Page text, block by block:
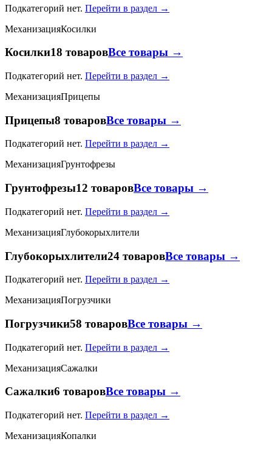
Подкатегорий нет. Перейти в раздел →
МеханизацияКосилки
Косилки18 товаровВсе товары →
Подкатегорий нет. Перейти в раздел →
МеханизацияПрицепы
Прицепы8 товаровВсе товары →
Подкатегорий нет. Перейти в раздел →
МеханизацияГрунтофрезы
Грунтофрезы12 товаровВсе товары →
Подкатегорий нет. Перейти в раздел →
МеханизацияГлубокорыхлители
Глубокорыхлители24 товаровВсе товары →
Подкатегорий нет. Перейти в раздел →
МеханизацияПогрузчики
Погрузчики58 товаровВсе товары →
Подкатегорий нет. Перейти в раздел →
МеханизацияСажалки
Сажалки6 товаровВсе товары →
Подкатегорий нет. Перейти в раздел →
МеханизацияКопалки